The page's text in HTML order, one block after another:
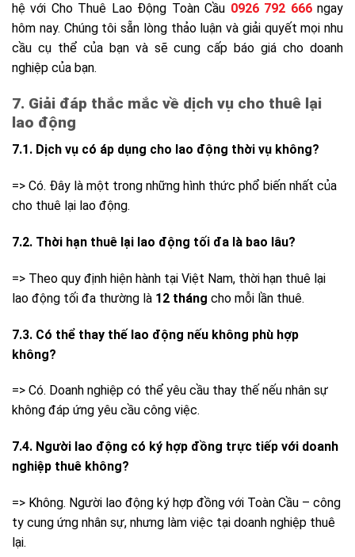
hệ với Cho Thuê Lao Động Toàn Cầu 0926 792 666ngay
hôm nay. Chúng tôi sẵn lòng thảo luận và giải quyết mọi nhu
cầu cụ thể của bạn và sẽ cung cấp báo giá cho doanh
nghiệp của bạn.
7. Giải đáp thắc mắc về dịch vụ cho thuê lại
lao động
7.1. Dịch vụ có áp dụng cho lao động thời vụ không?
=> Có. Đây là một trong những hình thức phổ biến nhất của
cho thuê lại lao động.
7.2. Thời hạn thuê lại lao động tối đa là bao lâu?
=> Theo quy định hiện hành tại Việt Nam, thời hạn thuê lại
lao động tối đa thường là 12 tháng cho mỗi lần thuê.
7.3. Có thể thay thế lao động nếu không phù hợp
không?
=> Có. Doanh nghiệp có thể yêu cầu thay thế nếu nhân sự
không đáp ứng yêu cầu công việc.
7.4. Người lao động có ký hợp đồng trực tiếp với doanh
nghiệp thuê không?
=> Không. Người lao động ký hợp đồng với Toàn Cầu – công
ty cung ứng nhân sự, nhưng làm việc tại doanh nghiệp thuê
lại.